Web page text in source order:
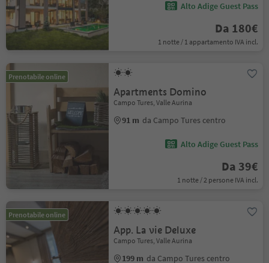
Alto Adige Guest Pass
Da 180€
1 notte / 1 appartamento IVA incl.
Prenotabile online
Apartments Domino
Campo Tures, Valle Aurina
91 m da Campo Tures centro
Alto Adige Guest Pass
Da 39€
1 notte / 2 persone IVA incl.
Prenotabile online
App. La vie Deluxe
Campo Tures, Valle Aurina
199 m da Campo Tures centro